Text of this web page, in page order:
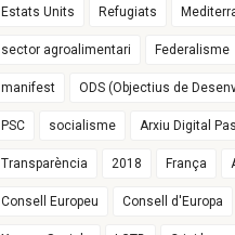
Estats Units Refugiats
sector agroalimentari Federalisme
manifest ODS (Objectius de
PSC socialisme Arxiu Digital
Transparència 2018 França
Consell Europeu Consell d'Europa